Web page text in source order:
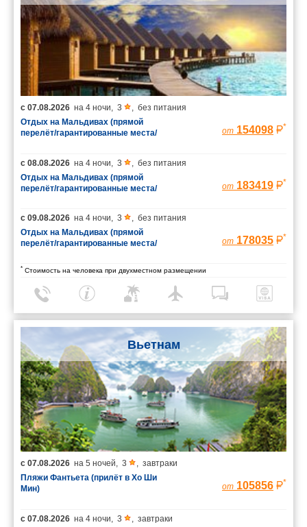
с 07.08.2026 на 4 ночи 3
без питания
Отдых на Мальдивах (прямой
перелёт/гарантированные места/
от 154098 *
с 08.08.2026 на 4 ночи 3
без питания
Отдых на Мальдивах (прямой
перелёт/гарантированные места/
от 183419 *
с 09.08.2026 на 4 ночи 3
без питания
Отдых на Мальдивах (прямой
перелёт/гарантированные места/
от 178035 *
* Стоимость на человека при двухместном размещении
Вьетнам
с 07.08.2026 на 5 ночей, 3 , завтраки
Пляжи Фантьета (прилёт в Хо Ши
Мин)
от 105856 *
с 07.08.2026 на 4 ночи, 3 , завтраки